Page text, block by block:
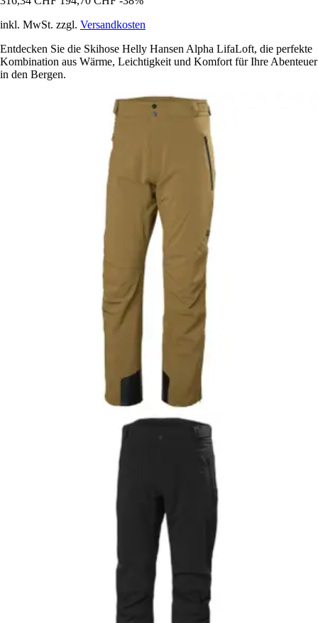
inkl. MwSt. zzgl. Versandkosten
Entdecken Sie die Skihose Helly Hansen Alpha LifaLoft, die perfekte
Kombination aus Wärme, Leichtigkeit und Komfort für Ihre Abenteuer
in den Bergen.